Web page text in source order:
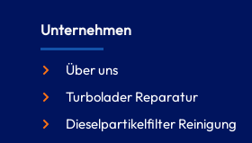
Unternehmen
Über uns
Turbolader Reparatur
Dieselpartikelfilter Reinigung